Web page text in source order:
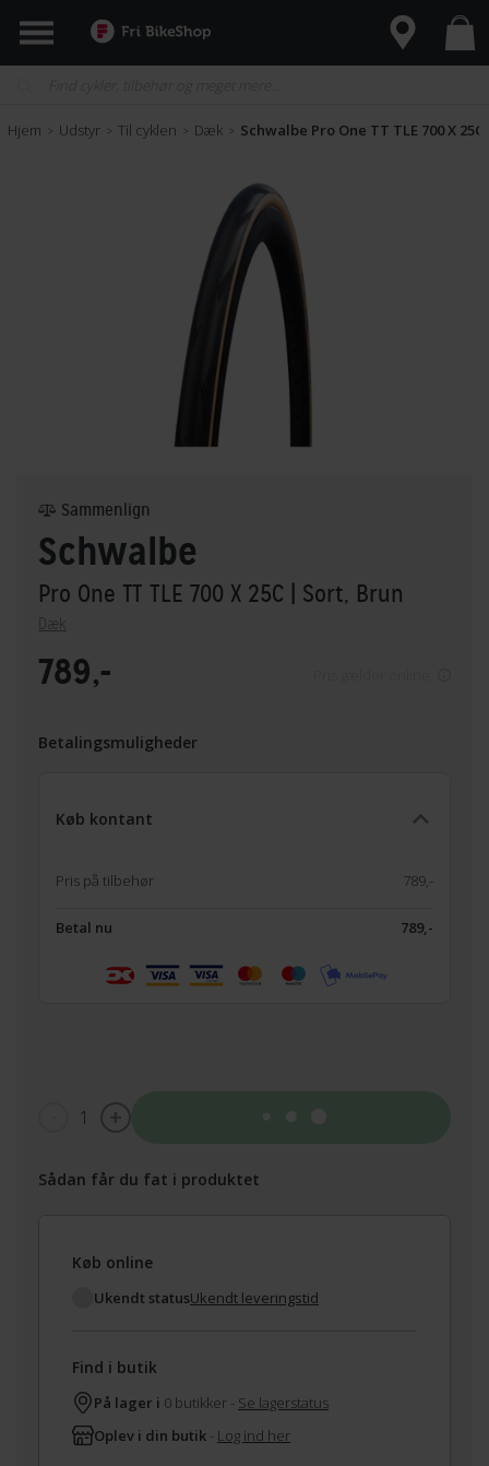
Hjem > Udstyr > Til cyklen > Dæk > Schwalbe Pro One TT TLE 700 X 25C
Schwalbe
Pro One TT TLE 700 X 25C | Sort, Brun
Dæk
Sammenlign
789,-
Betalingsmuligheder
Køb kontant
Pris på tilbehør 789,-
Betal nu 789,-
1
Sådan får du fat i produktet
Køb online
Ukendt statusUkendt leveringstid
Find i butik
På lager i 0 butikker - Se lagerstatus
Oplev i din butik - Log ind her